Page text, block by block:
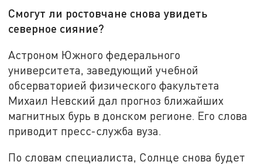
Смогут ли ростовчане снова увидеть
северное сияние?
Астроном Южного федерального
университета, заведующий учебной
обсерваторией физического факультета
Михаил Невский дал прогноз ближайших
магнитных бурь в донском регионе. Его слова
приводит пресс-служба вуза.
По словам специалиста, Солнце снова будет